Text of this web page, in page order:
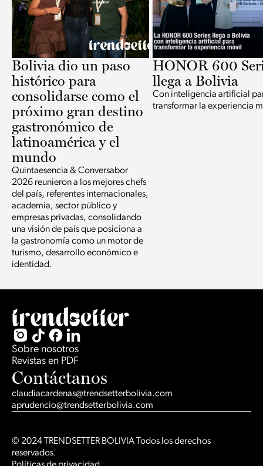
Bolivia dio un paso
histórico para
consolidarse como el
próximo gran destino
gastronómico de
latinoamérica y el
mundo
Quintaesencia & Conversabor
2026 reunieron a los mejores chefs
del país, referentes internacionales,
academia, sector público y
empresas privadas, consolidando
una visión de país que posiciona a
la gastronomía como un motor de
turismo, desarrollo económico e
identidad.
HONOR 600
llega a Bolivia
Con inteligencia artificial
transformar la experiencia
Sobre nosotros
Revistas en PDF
Contáctanos
claudiacardenas@trendsetterbolivia.com
aprudencio@trendsetterbolivia.com
© 2024 TRENDSETTER BOLIVIA Todos los derechos
reservados.